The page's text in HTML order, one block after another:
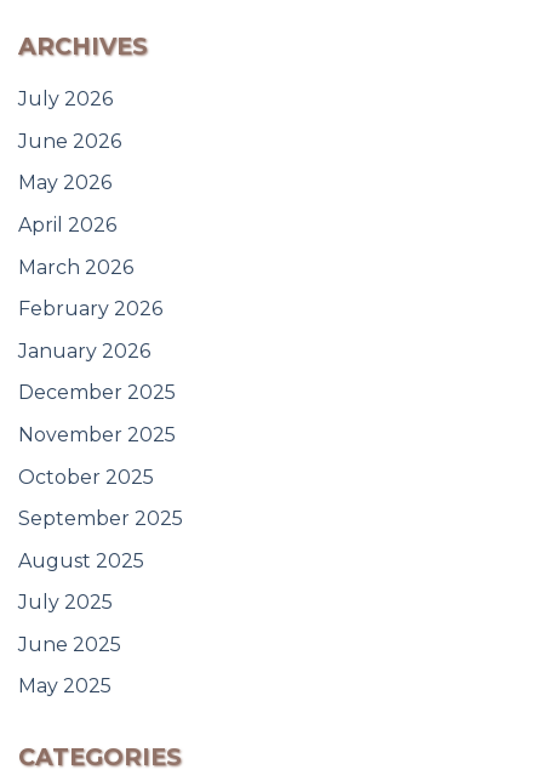
ARCHIVES
July 2026
June 2026
May 2026
April 2026
March 2026
February 2026
January 2026
December 2025
November 2025
October 2025
September 2025
August 2025
July 2025
June 2025
May 2025
CATEGORIES